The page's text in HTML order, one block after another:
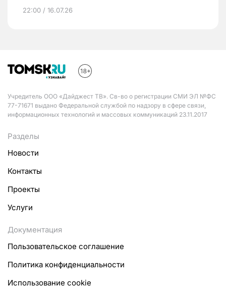
22:00 / 16.07.26
Учредитель ООО «Дайджест ТВ». Св-во о регистрации СМИ ЭЛ №ФС
77-71671 выдано Федеральной службой по надзору в сфере связи,
информационных технологий и массовых коммуникаций 23.11.2017
Разделы
Новости
Контакты
Проекты
Услуги
Документация
Пользовательское соглашение
Политика конфиденциальности
Использование cookie